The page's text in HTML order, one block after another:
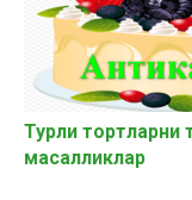
Турли тортларни
масалликлар